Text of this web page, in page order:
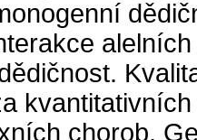
chorob.